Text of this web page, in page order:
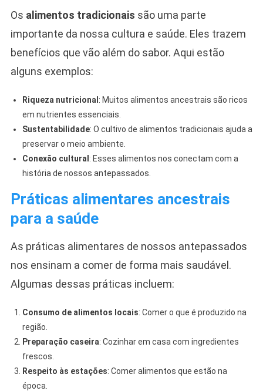
Os alimentos tradicionais são uma parte
importante da nossa cultura e saúde. Eles trazem
benefícios que vão além do sabor. Aqui estão
alguns exemplos:
Riqueza nutricional : Muitos alimentos ancestrais são ricos
em nutrientes essenciais.
Sustentabilidade: O cultivo de alimentos tradicionais ajuda a
preservar o meio ambiente.
Conexão cultural : Esses alimentos nos conectam com a
história de nossos antepassados.
Práticas alimentares ancestrais
para a saúde
As práticas alimentares de nossos antepassados
nos ensinam a comer de forma mais saudável.
Algumas dessas práticas incluem:
Consumo de alimentos locais: Comer o que é produzido na
região.
Preparação caseira: Cozinhar em casa com ingredientes
frescos.
Respeito às estações: Comer alimentos que estão na
época.